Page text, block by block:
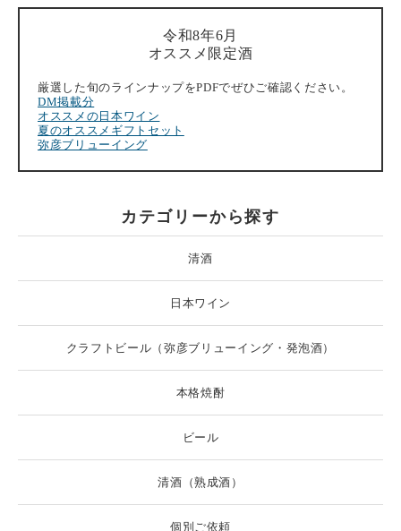
令和8年6月
オススメ限定酒
厳選した旬のラインナップをPDFでぜひご確認ください。
DM掲載分
オススメの日本ワイン
夏のオススメギフトセット
弥彦ブリューイング
カテゴリーから探す
清酒
日本ワイン
クラフトビール（弥彦ブリューイング・発泡酒）
本格焼酎
ビール
清酒（熟成酒）
個別ご依頼